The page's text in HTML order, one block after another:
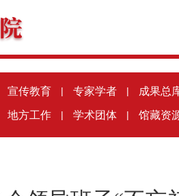
宣传教育 | 专家学者 | 成果总
地方工作 | 学术团体 | 馆藏资